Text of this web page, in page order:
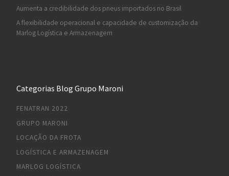
Aumenta a credibilidade dos pneus importados no Brasil
A flexibilidade operacional e capacidade de customização da
Marlog Logística e Armazenagem
Categorias Blog Grupo Maroni
FENATRAN 2022
GRUPO MARONI
LOCAÇÃO DA FROTA
LOGÍSTICA E ARMAZENAGEM
MARLOG LOGÍSTICA